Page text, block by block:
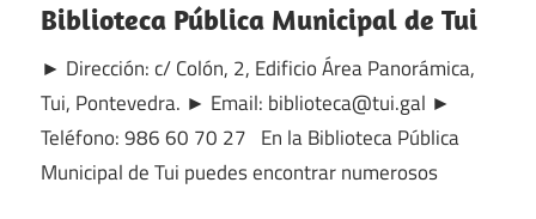
Biblioteca Pública Municipal de Tui
► Dirección: c/ Colón, 2, Edificio Área Panorámica,
Tui, Pontevedra. ► Email: biblioteca@tui.gal ►
Teléfono: 986 60 70 27 En la Biblioteca Pública
Municipal de Tui puedes encontrar numerosos